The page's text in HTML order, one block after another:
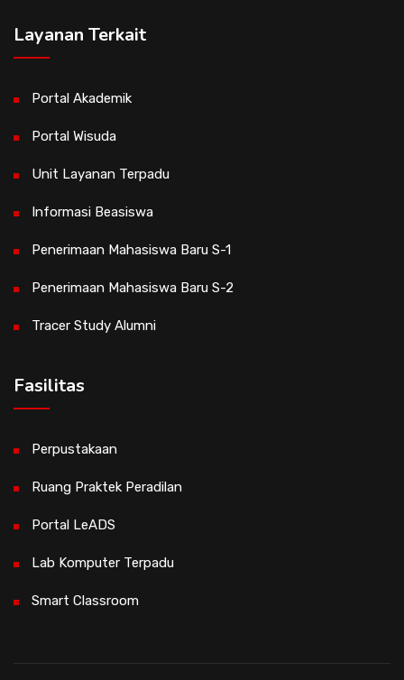
Layanan Terkait
Portal Akademik
Portal Wisuda
Unit Layanan Terpadu
Informasi Beasiswa
Penerimaan Mahasiswa Baru S-1
Penerimaan Mahasiswa Baru S-2
Tracer Study Alumni
Fasilitas
Perpustakaan
Ruang Praktek Peradilan
Portal LeADS
Lab Komputer Terpadu
Smart Classroom